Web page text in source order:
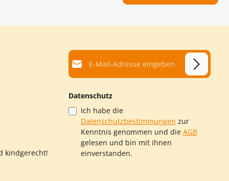
kindgerecht!
E-Mail-Adresse*
Datenschutz
Ich habe die
Datenschutzbestimmungen zur
Kenntnis genommen und die AGB
gelesen und bin mit ihnen
einverstanden.